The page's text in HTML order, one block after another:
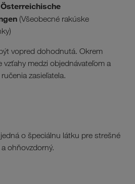
(Všeobecné rakúske
vopred dohodnutá. Okrem
vzťahy medzi objednávateľom a
zasieľatela.
o špeciálnu látku pre strešné
ohňovzdorný.